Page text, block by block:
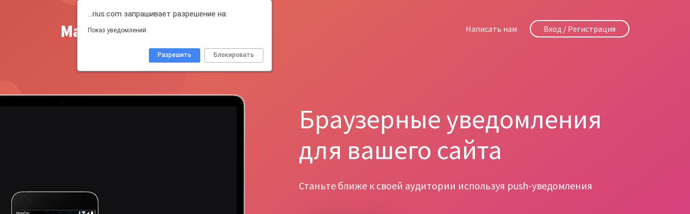
Master Push Написать нам Вход / Регистрация
Браузерные уведомления
для вашего сайта
Станьте ближе к своей аудитории используя push-уведомления
…rius.com запрашивает разрешение на:
Показ уведомлений
Блокировать
Разрешить